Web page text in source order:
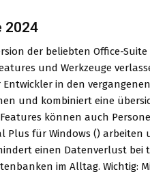
2024
der beliebten Office-Suite
und Werkzeuge
in den
und kombiniert eine
können auch
Plus für Windows () arbeiten
einen Datenverlust bei
im Alltag. Wichtig: